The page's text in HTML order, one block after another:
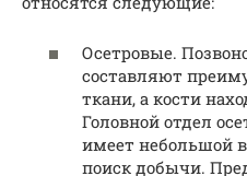
Осетровые.
составляют
ткани, а кости
Головной отдел
имеет небольшой
поиск добычи.